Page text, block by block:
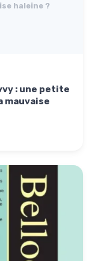
haleine ?
: une petite
mauvaise